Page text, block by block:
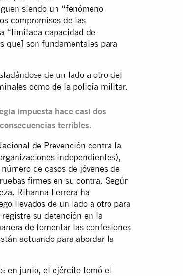
siendo un “fenómeno
compromisos de las
“limitada capacidad de
que] son fundamentales para
de un lado a otro del
como de la policía militar.
impuesta hace casi dos
terribles.
de Prevención contra la
independientes),
de casos de jóvenes de
firmes en su contra. Según
Rihanna Ferrera ha
llevados de un lado a otro para
su detención en la
de fomentar las confesiones
actuando para abordar la
: en junio, el ejército tomó el